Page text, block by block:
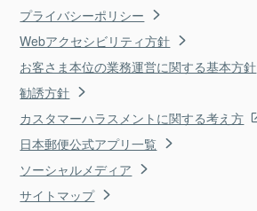
プライバシーポリシー
Webアクセシビリティ方針
お客さま本位の業務運営に関する基本方針
勧誘方針
カスタマーハラスメントに関する考え方
日本郵便公式アプリ一覧
ソーシャルメディア
サイトマップ